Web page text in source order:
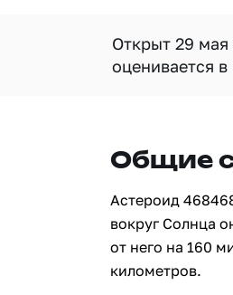
Открыт 29 мая
оценивается
Общие
Астероид
вокруг Солнца
от него на 160
километров.